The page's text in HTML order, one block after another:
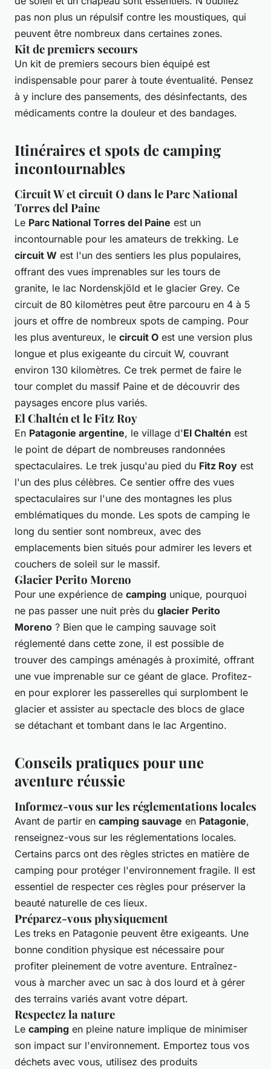
pas non plus un répulsif contre les moustiques, qui
peuvent être nombreux dans certaines zones.
Kit de premiers secours
Un kit de premiers secours bien équipé est
indispensable pour parer à toute éventualité. Pensez
à y inclure des pansements, des désinfectants, des
médicaments contre la douleur et des bandages.
Itinéraires et spots de camping
incontournables
Circuit W et circuit O dans le Parc National
Torres del Paine
Le Parc National Torres del Paine est un
incontournable pour les amateurs de trekking. Le
circuit W est l'un des sentiers les plus populaires,
offrant des vues imprenables sur les tours de
granite, le lac Nordenskjöld et le glacier Grey. Ce
circuit de 80 kilomètres peut être parcouru en 4 à 5
jours et offre de nombreux spots de camping. Pour
les plus aventureux, le circuit O est une version plus
longue et plus exigeante du circuit W, couvrant
environ 130 kilomètres. Ce trek permet de faire le
tour complet du massif Paine et de découvrir des
paysages encore plus variés.
El Chaltén et le Fitz Roy
En Patagonie argentine, le village d'El Chaltén est
le point de départ de nombreuses randonnées
spectaculaires. Le trek jusqu'au pied du Fitz Roy est
l'un des plus célèbres. Ce sentier offre des vues
spectaculaires sur l'une des montagnes les plus
emblématiques du monde. Les spots de camping le
long du sentier sont nombreux, avec des
emplacements bien situés pour admirer les levers et
couchers de soleil sur le massif.
Glacier Perito Moreno
Pour une expérience de camping unique, pourquoi
ne pas passer une nuit près du glacier Perito
Moreno ? Bien que le camping sauvage soit
réglementé dans cette zone, il est possible de
trouver des campings aménagés à proximité, offrant
une vue imprenable sur ce géant de glace. Profitez-
en pour explorer les passerelles qui surplombent le
glacier et assister au spectacle des blocs de glace
se détachant et tombant dans le lac Argentino.
Conseils pratiques pour une
aventure réussie
Informez-vous sur les réglementations locales
Avant de partir en camping sauvage en Patagonie,
renseignez-vous sur les réglementations locales.
Certains parcs ont des règles strictes en matière de
camping pour protéger l'environnement fragile. Il est
essentiel de respecter ces règles pour préserver la
beauté naturelle de ces lieux.
Préparez-vous physiquement
Les treks en Patagonie peuvent être exigeants. Une
bonne condition physique est nécessaire pour
profiter pleinement de votre aventure. Entraînez-
vous à marcher avec un sac à dos lourd et à gérer
des terrains variés avant votre départ.
Respectez la nature
Le camping en pleine nature implique de minimiser
son impact sur l'environnement. Emportez tous vos
déchets avec vous, utilisez des produits